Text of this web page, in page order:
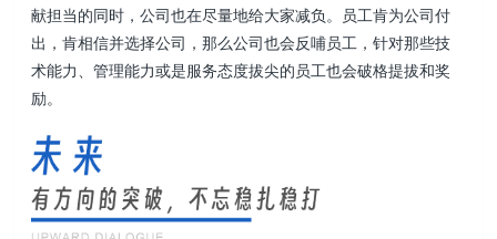
献担当的同时，公司也在尽量地给大家减负。员工肯为公司付
出，肯相信并选择公司，那么公司也会反哺员工，针对那些技
术能力、管理能力或是服务态度拔尖的员工也会破格提拔和奖
励。